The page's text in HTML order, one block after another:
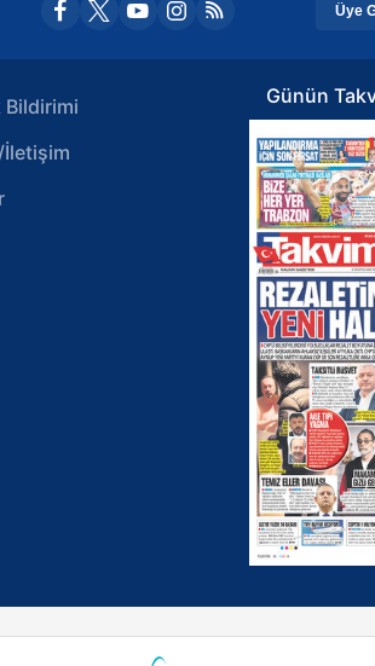
Üye
Bildirimi
Günün